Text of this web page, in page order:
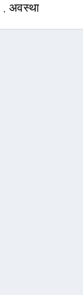
, अवस्था